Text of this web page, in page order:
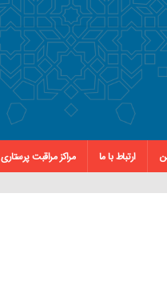
ارتباط با ما مراکز مراقبت